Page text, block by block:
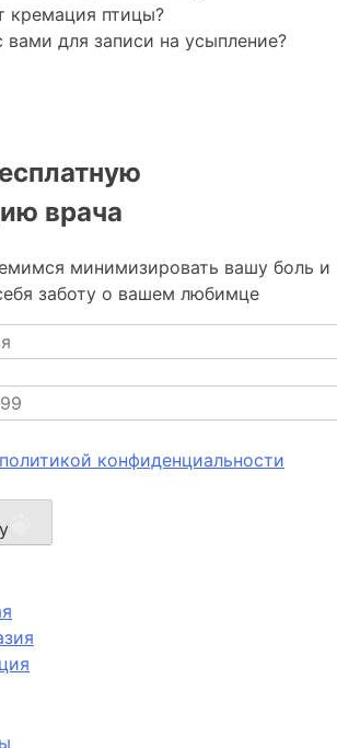
кремация птицы?
вами для записи на усыпление?
врача
минимизировать вашу боль и
заботу о вашем любимце
политикой конфиденциальности